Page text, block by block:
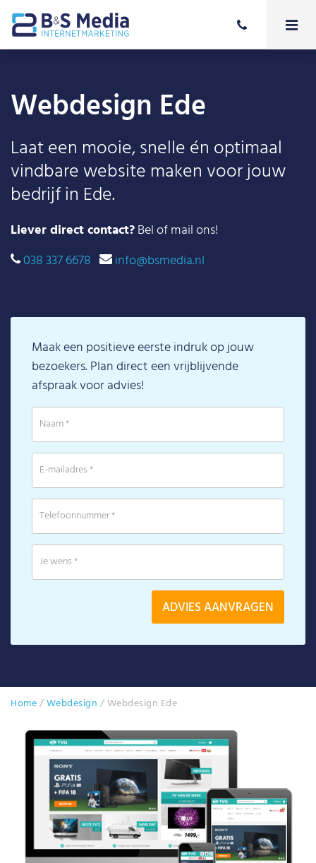
Webdesign Ede
Laat een mooie, snelle én optimaal
vindbare website maken voor jouw
bedrijf in Ede.
Liever direct contact?Bel of mail ons!
038 337 6678
info@bsmedia.nl
Maak een positieve eerste indruk op jouw
bezoekers. Plan direct een vrijblijvende
afspraak voor advies!
Home/Webdesign /Webdesign Ede